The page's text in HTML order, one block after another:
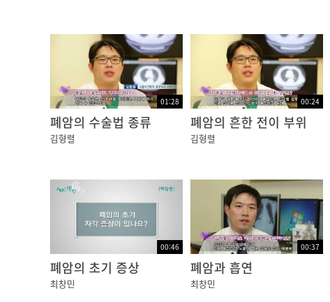
01:28
폐암의 수술법 종류
김형렬
00:24
폐암의 흔한 전이 부위
김형렬
00:46
폐암의 초기 증상
최창민
00:37
폐암과 흡연
최창민